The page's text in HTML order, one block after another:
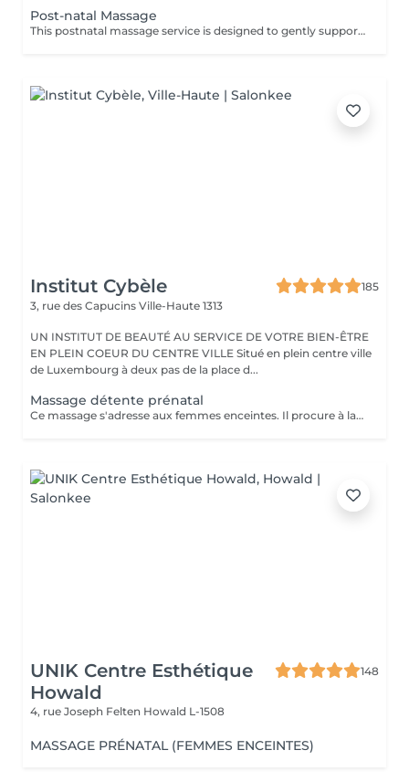
Post-natal Massage
This postnatal massage service is designed to gently support your body in the weeks and months after childbirth, using soft, adapted techniques that help you recover physically and mentally. It helps release tension in the back, shoulders, hips, pelvic floor and breasts, while calming the nervous system to reduce stress, fatigue, and emotional sensitivity linked to new parenthood. The massage also aims to improve circulation and lymphatic drainage, support tissue healing (including after a cesarean), and promote deeper, more restful sleep, while giving you a soothing, restorative break to reconnect with yourself. Key benefits: Supports physical recovery by easing tension in the back, hips, pelvic floor, and breasts after childbirth. Helps reduce stress, fatigue, and emotional sensitivity linked to new parenthood. Improves circulation and lymphatic drainage, which can aid healing and reduce swelling. Promotes deeper, more restful sleep and creates a calming me time break in your busy routine as a new parent.
Institut Cybèle
185
3, rue des Capucins Ville-Haute 1313
UN INSTITUT DE BEAUTÉ AU SERVICE DE VOTRE BIEN-ÊTRE
EN PLEIN COEUR DU CENTRE VILLE Situé en plein centre ville
de Luxembourg à deux pas de la place d...
Massage détente prénatal
Ce massage s'adresse aux femmes enceintes. Il procure à la future maman un grand moment de réconfort, réduit le stress, soulage les douleurs aux jambes et atténue l'inconfort de la pression du nerf sciatique. A partir du troisième mois jusqu'au terme de la grossesse.
UNIK Centre Esthétique
Howald
148
4, rue Joseph Felten Howald L-1508
MASSAGE PRÉNATAL (FEMMES ENCEINTES)